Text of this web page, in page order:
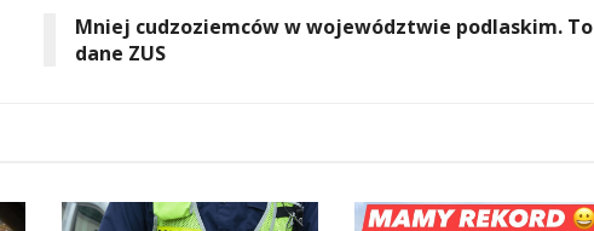
Mniej cudzoziemców w województwie podlaskim. To
dane ZUS